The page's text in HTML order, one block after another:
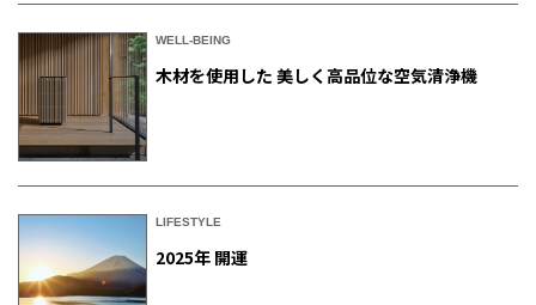
WELL-BEING
木材を使用した 美しく高品位な空気清浄機
LIFESTYLE
2025年 開運